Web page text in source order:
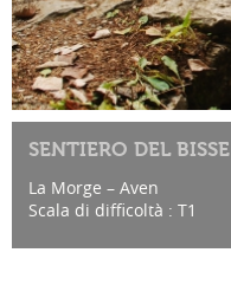
SENTIERO DEL
La Morge – Aven
Scala di difficoltà : T1